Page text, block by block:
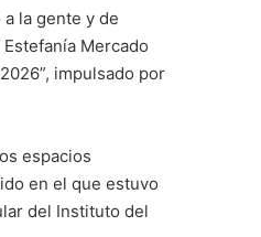
la gente y de
Mercado
impulsado por
espacios
en el que estuvo
del Instituto del